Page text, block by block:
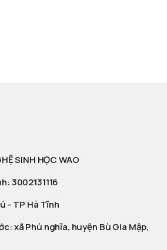
SINH HỌC WAO
3002131116
- TP Hà Tĩnh
xã Phú nghĩa, huyện Bù Gia Mập,